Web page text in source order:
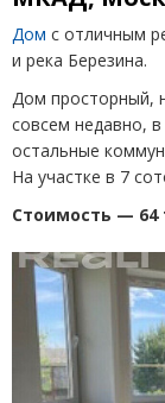
Дом с отличным
и река Березина.
Дом просторный,
совсем недавно,
остальные
На участке в 7
Стоимость — 64